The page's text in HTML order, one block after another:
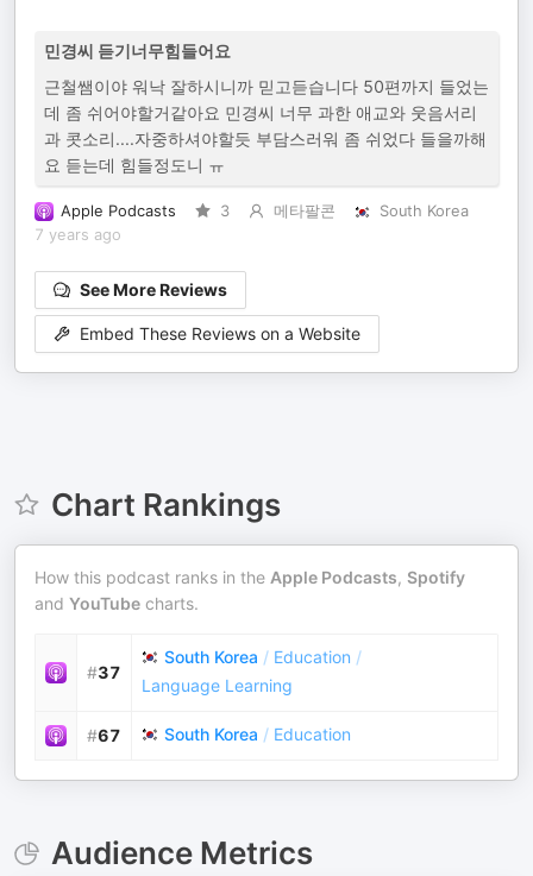
민경씨 듣기너무힘들어요
근철쌤이야 워낙 잘하시니까 믿고듣습니다 50편까지 들었는
데 좀 쉬어야할거같아요 민경씨 너무 과한 애교와 웃음서리
과 콧소리....자중하셔야할듯 부담스러워 좀 쉬었다 들을까해
요 듣는데 힘들정도니 ㅠ
Apple Podcasts 3 메타팔콘
South Korea
7 years ago
See More Reviews
Embed These Reviews on a Website
Chart Rankings
How this podcast ranks in the Apple Podcasts, Spotify
and YouTube charts.
#37
South Korea / Education /
Language Learning
#67 South Korea / Education
Audience Metrics